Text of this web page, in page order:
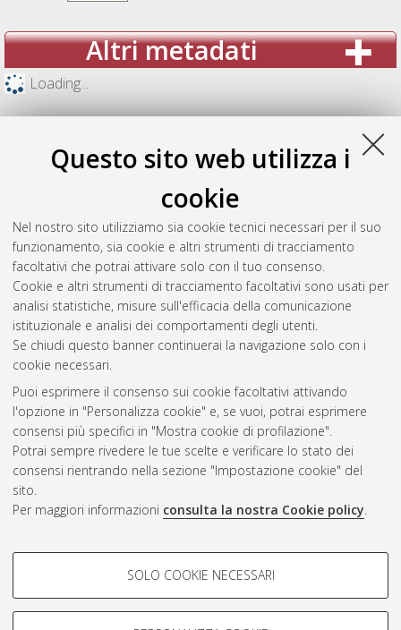
Questo sito web utilizza i
cookie
Nel nostro sito utilizziamo sia cookie tecnici necessari per il suo
funzionamento, sia cookie e altri strumenti di tracciamento
facoltativi che potrai attivare solo con il tuo consenso.
Cookie e altri strumenti di tracciamento facoltativi sono usati per
analisi statistiche, misure sull'efficacia della comunicazione
istituzionale e analisi dei comportamenti degli utenti.
Se chiudi questo banner continuerai la navigazione solo con i
cookie necessari.
Puoi esprimere il consenso sui cookie facoltativi attivando
l'opzione in "Personalizza cookie" e, se vuoi, potrai esprimere
consensi più specifici in "Mostra cookie di profilazione".
Potrai sempre rivedere le tue scelte e verificare lo stato dei
consensi rientrando nella sezione "Impostazione cookie" del
sito.
Per maggiori informazioni consulta la nostra Cookie policy.
COOKIE DI PROFILAZIONE -
Si tratta di cookie utilizzati per analizzare le caratteristiche della
SOLO COOKIE NECESSARI
Altri metadati
Loading...
Gestione del documento:
Atom
Rss 1.0
Rss 2.0
AMS Laurea
Impostazioni Cookie
Informativa sulla privacy
Condizioni d’uso del sito